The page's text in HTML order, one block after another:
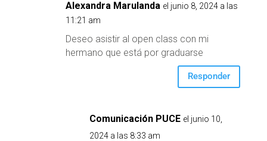
Alexandra Marulanda el junio 8, 2024 a las
11:21 am
Deseo asistir al open class con mi
hermano que está por graduarse
Responder
Comunicación PUCE el junio 10,
2024 a las 8:33 am